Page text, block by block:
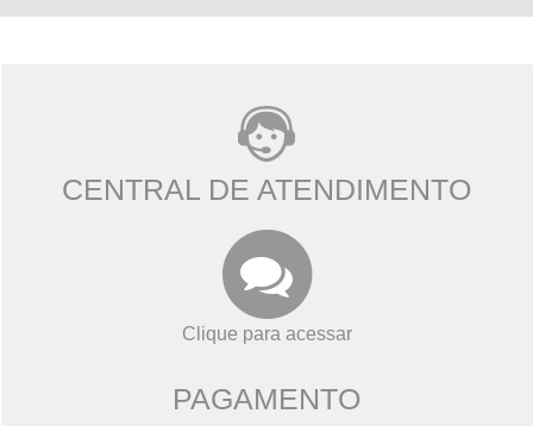
CENTRAL DE ATENDIMENTO
Clique para acessar
PAGAMENTO